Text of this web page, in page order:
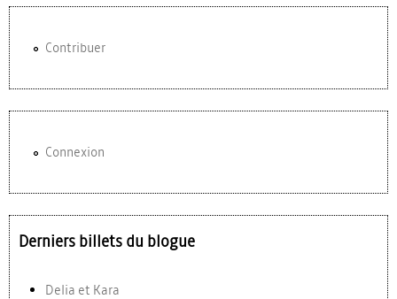
Contribuer
Connexion
Derniers billets du blogue
Delia et Kara